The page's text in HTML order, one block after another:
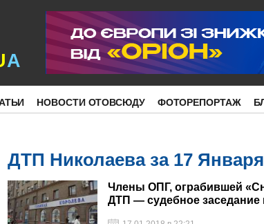
A
НОВОСТИ ОТОВСЮДУ ФОТОРЕПОРТАЖ
ДТП Николаева за 17
Члены ОПГ, ограбившей
ДТП — судебное заседание